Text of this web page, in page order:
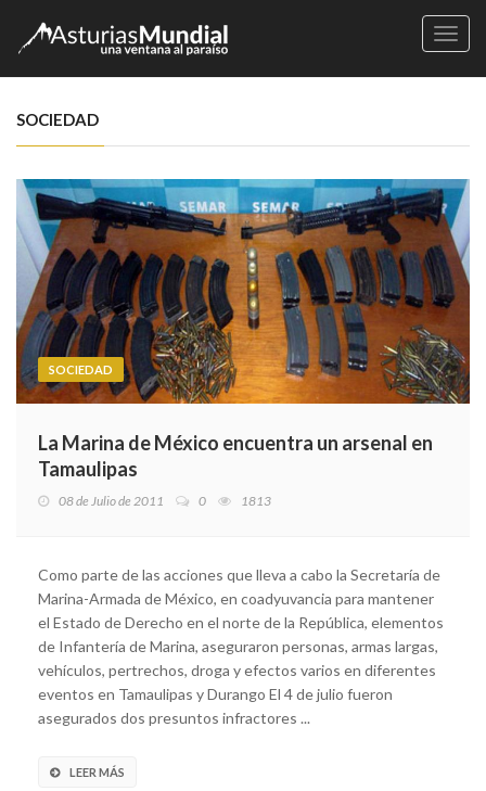
SOCIEDAD
SOCIEDAD
La Marina de México encuentra un arsenal en
Tamaulipas
08 de Julio de 2011 0 1813
Como parte de las acciones que lleva a cabo la Secretaría de
Marina-Armada de México, en coadyuvancia para mantener
el Estado de Derecho en el norte de la República, elementos
de Infantería de Marina, aseguraron personas, armas largas,
vehículos, pertrechos, droga y efectos varios en diferentes
eventos en Tamaulipas y Durango El 4 de julio fueron
asegurados dos presuntos infractores ...
LEER MÁS